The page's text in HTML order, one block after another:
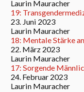
Laurin Mauracher
19:
23. Juni 2023
Laurin Mauracher
18: Mentale Stärke
22. März 2023
Laurin Mauracher
17: Sorgende
24. Februar 2023
Laurin Mauracher